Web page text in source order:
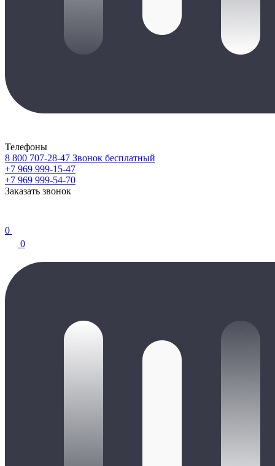
Телефоны
8 800 707-28-47 Звонок бесплатный
+7 969 999-15-47
+7 969 999-54-70
Заказать звонок
0
0